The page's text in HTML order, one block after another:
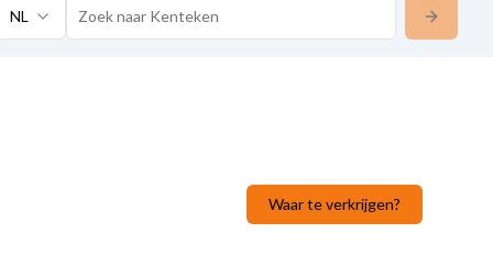
NL
Waar te verkrijgen?